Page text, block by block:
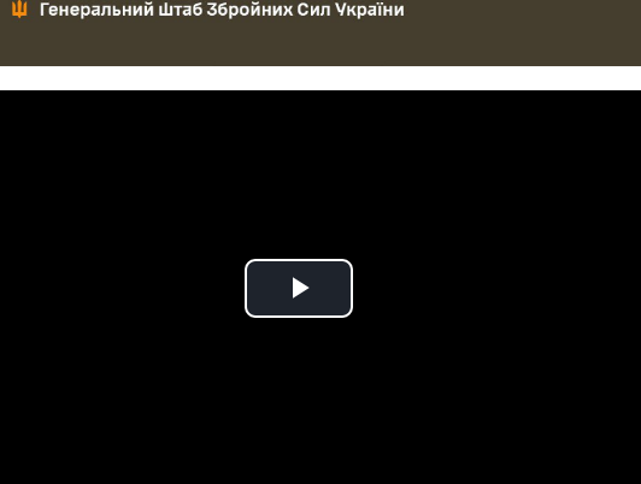
Play